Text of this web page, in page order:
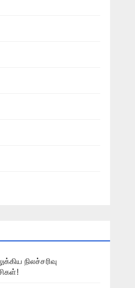
நிலச்சரிவு